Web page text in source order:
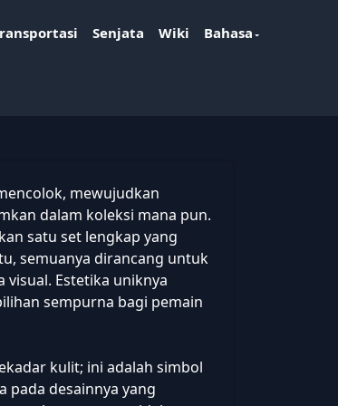
Senjata Wiki Bahasa
mewujudkan
dalam koleksi mana pun.
satu set lengkap yang
semuanya dirancang untuk
Estetika uniknya
sempurna bagi pemain
kulit; ini adalah simbol
pada desainnya yang